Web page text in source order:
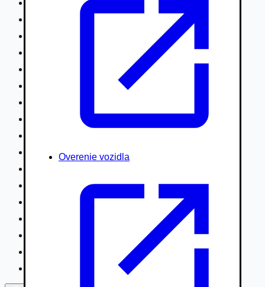
Overenie vozidla
Nákladné vozidlá nad 7,5t
Vodné/Snežné skútre, štvorkolky
Poľnohospodárske vozidlá / stroje
Hydraulické ruky autožeriavy
Špeciály/nosiče kontajnerov
Návesy/prívesy nadstavby
Lode/člny, lietadlá/vznášadlá
Príslušenstvo, Oblečenie